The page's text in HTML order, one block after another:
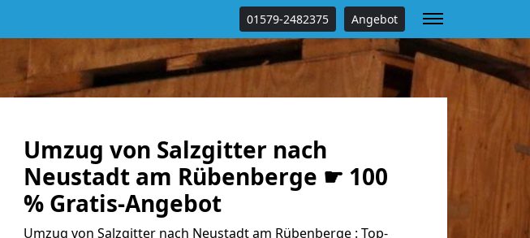
01579-2482375 Angebot
Umzug von Salzgitter nach
Neustadt am Rübenberge ☛ 100
% Gratis-Angebot
Umzug von Salzgitter nach Neustadt am Rübenberge : Top-